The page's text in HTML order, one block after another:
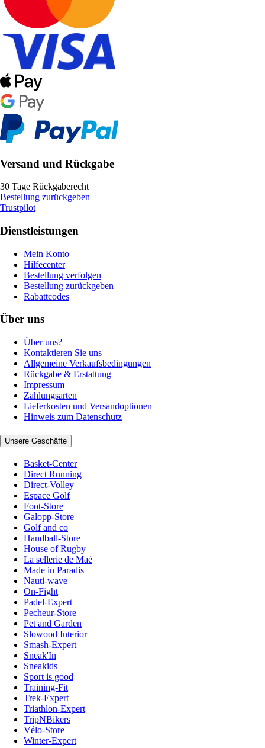
Versand und Rückgabe
30 Tage Rückgaberecht
Bestellung zurückgeben
Trustpilot
Dienstleistungen
Mein Konto
Hilfecenter
Bestellung verfolgen
Bestellung zurückgeben
Rabattcodes
Über uns
Über uns?
Kontaktieren Sie uns
Allgemeine Verkaufsbedingungen
Rückgabe & Erstattung
Impressum
Zahlungsarten
Lieferkosten und Versandoptionen
Hinweis zum Datenschutz
Unsere Geschäfte
Basket-Center
Direct Running
Direct-Volley
Espace Golf
Foot-Store
Galopp-Store
Golf and co
Handball-Store
House of Rugby
La sellerie de Maé
Made in Paradis
Nauti-wave
On-Fight
Padel-Expert
Pecheur-Store
Pet and Garden
Slowood Interior
Smash-Expert
Sneak'In
Sneakids
Sport is good
Training-Fit
Trek-Expert
Triathlon-Expert
TripNBikers
Vélo-Store
Winter-Expert